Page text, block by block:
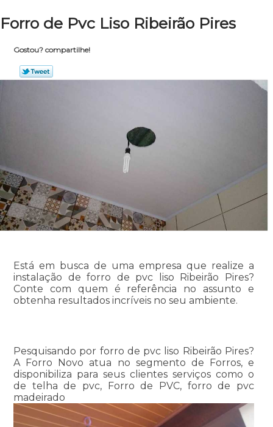
Forro de Pvc Liso Ribeirão Pires
Gostou? compartilhe!
Está em busca de uma empresa que realize a
instalação de forro de pvc liso Ribeirão Pires?
Conte com quem é referência no assunto e
obtenha resultados incríveis no seu ambiente.
Pesquisando por forro de pvc liso Ribeirão Pires?
A Forro Novo atua no segmento de Forros, e
disponibiliza para seus clientes serviços como o
de telha de pvc, Forro de PVC, forro de pvc
madeirado